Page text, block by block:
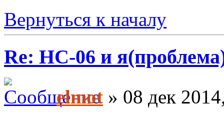
Вернуться к началу
Re: HC-06 и
elmot » 08 дек